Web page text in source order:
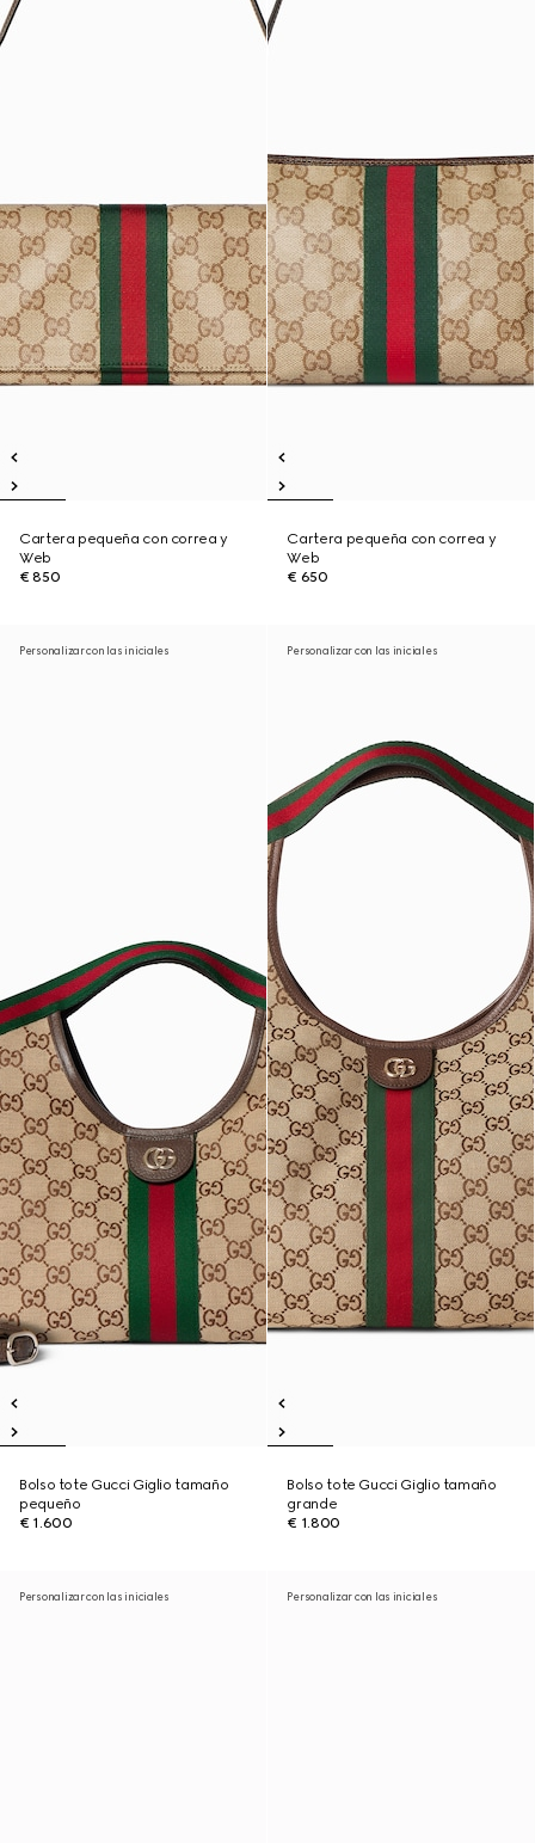
Cartera pequeña con correa y
Web
€ 850
Cartera pequeña con correa y
Web
€ 650
Personalizar con las iniciales
Bolso tote Gucci Giglio tamaño
pequeño
€ 1.600
Personalizar con las iniciales
Bolso tote Gucci Giglio tamaño
grande
€ 1.800
Personalizar con las iniciales Personalizar con las iniciales